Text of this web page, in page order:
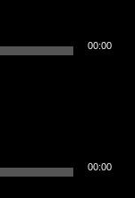
00:00
00:00